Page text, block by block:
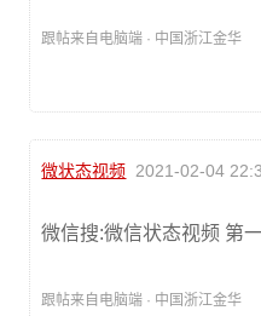
跟帖来自电脑端 · 中国浙江金华
微状态视频 2021-02-04
微信搜:微信状态视频 第
跟帖来自电脑端 · 中国浙江金华